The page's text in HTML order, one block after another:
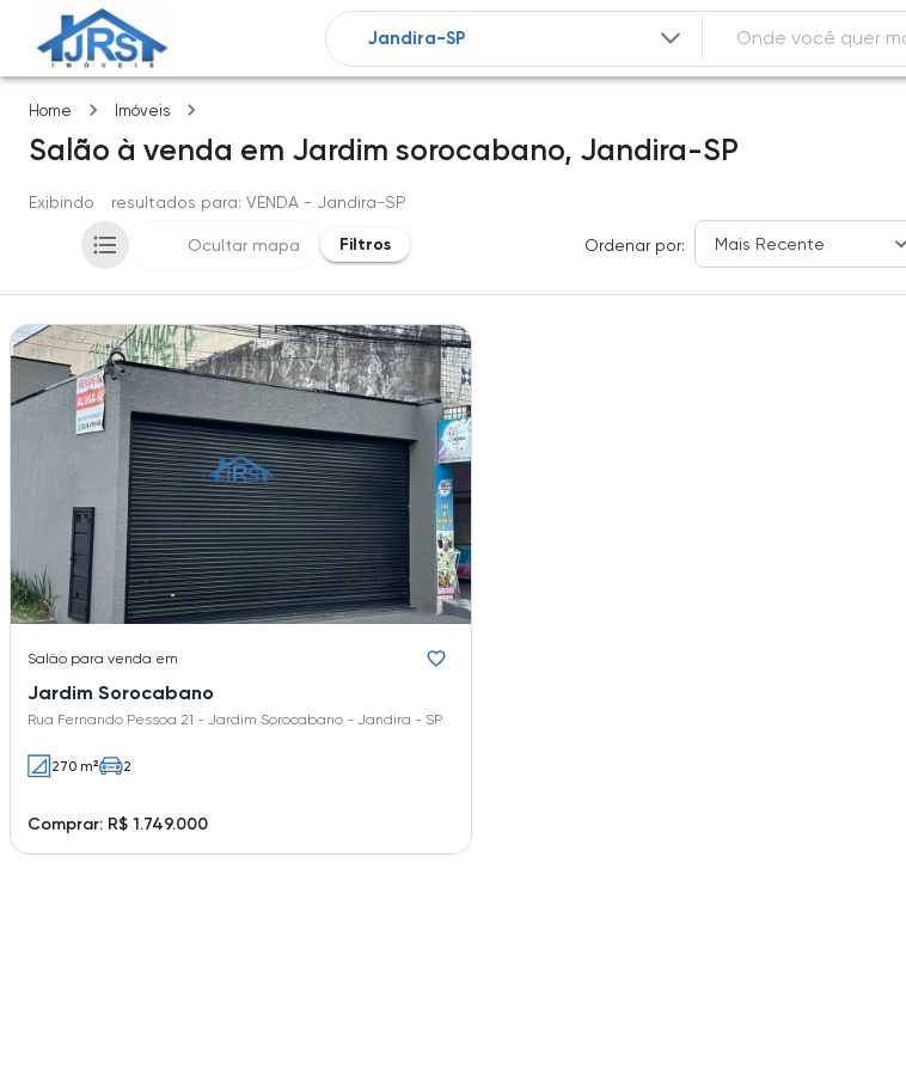
Home Imóveis
Salão à venda em Jardim sorocabano, Jandira-SP
Exibindo resultados para: VENDA - Jandira-SP
Ocultar mapa Filtros Ordenar por: Mais Recente
Salão para venda em
Jardim Sorocabano
Rua Fernando Pessoa 21 - Jardim Sorocabano - Jandira - SP
270 m² 2
Comprar: R$ 1.749.000